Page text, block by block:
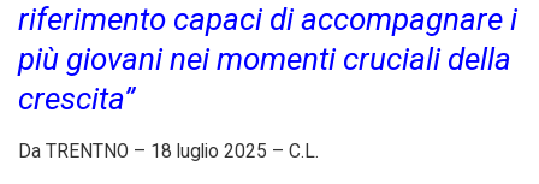
riferimento capaci di accompagnare i
più giovani nei momenti cruciali della
crescita”
Da TRENTNO – 18 luglio 2025 – C.L.